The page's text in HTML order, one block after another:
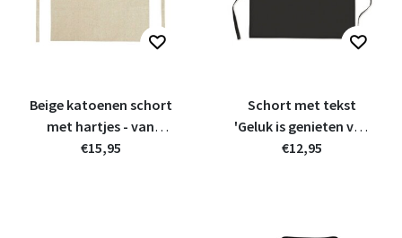
Beige katoenen schort
met hartjes - van
gerycled materiaal
€15,95
Schort met tekst
'Geluk is genieten van
wat er is'
€12,95